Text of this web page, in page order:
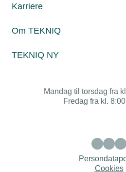
Karriere
Om TEKNIQ
TEKNIQ NY
Mandag til torsdag fra
Fredag fra kl.
Cookies